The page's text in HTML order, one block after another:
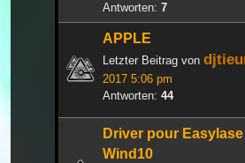
Antworten: 7
APPLE
Letzter Beitrag von
2017 5:06 pm
Antworten: 44
Driver pour
Wind10